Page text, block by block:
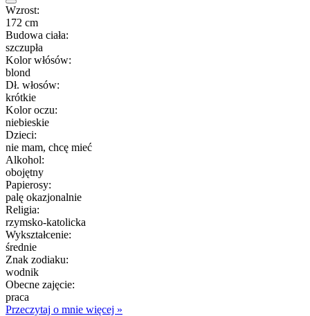
Wzrost:
172 cm
Budowa ciała:
szczupła
Kolor włósów:
blond
Dł. włosów:
krótkie
Kolor oczu:
niebieskie
Dzieci:
nie mam, chcę mieć
Alkohol:
obojętny
Papierosy:
palę okazjonalnie
Religia:
rzymsko-katolicka
Wykształcenie:
średnie
Znak zodiaku:
wodnik
Obecne zajęcie:
praca
Przeczytaj o mnie więcej »